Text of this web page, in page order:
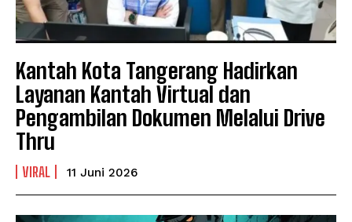
Kantah Kota Tangerang Hadirkan
Layanan Kantah Virtual dan
Pengambilan Dokumen Melalui Drive
Thru
VIRAL 11 Juni 2026